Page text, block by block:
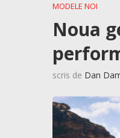
MODELE NOI
Noua
scris de Dan